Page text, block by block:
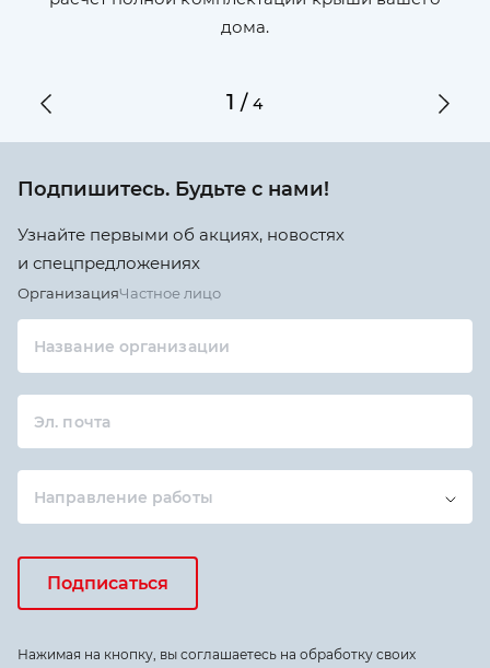
дома.
1 /4
Подпишитесь. Будьте с нами!
Узнайте первыми об акциях, новостях
и спецпредложениях
ОрганизацияЧастное лицо
Название организации
Эл. почта
Направление работы
Подписаться
Нажимая на кнопку, вы соглашаетесь на обработку своих